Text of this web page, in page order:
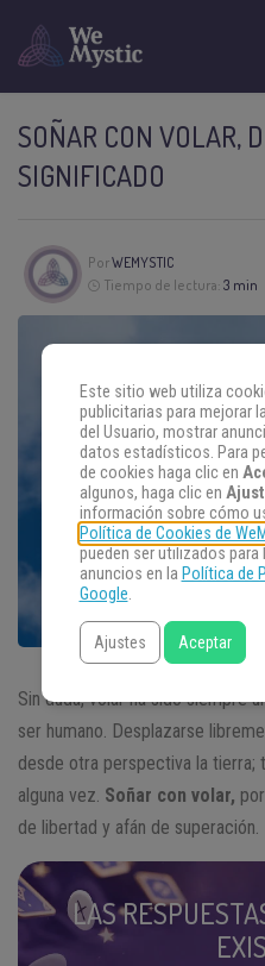
SOÑAR CON VOLAR,
SIGNIFICADO
PorWEMYSTIC
Tiempo de lectura: 3 min
Sin duda, volar ha sido siempre
ser humano. Desplazarse
desde otra perspectiva la tierra;
alguna vez. Soñar con volar,
de libertad y afán de superación.
LAS
Este sitio web utiliza
publicitarias para mejorar
del Usuario, mostrar
datos estadísticos. Para
de cookies haga clic en
algunos, haga clic en
información sobre cómo
Política de Cookies de
pueden ser utilizados
anuncios en la Política de
Google.
Ajustes Aceptar